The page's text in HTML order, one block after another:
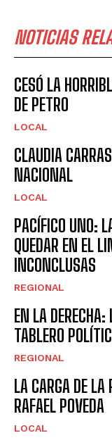
NOTICIAS
CESÓ LA
DE PETRO
LOCAL
CLAUDIA
NACIONAL
LOCAL
PACÍFICO UNO:
QUEDAR EN EL
INCONCLUSAS
REGIONAL
EN LA DERECHA:
TABLERO
REGIONAL
LA CARGA DE LA
RAFAEL POVEDA
LOCAL